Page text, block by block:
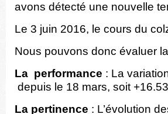
avons détecté une nouvelle
Le 3 juin 2016, le cours du
Nous pouvons donc évaluer
La performance : La
depuis le 18 mars, soit
La pertinence : L’évolution